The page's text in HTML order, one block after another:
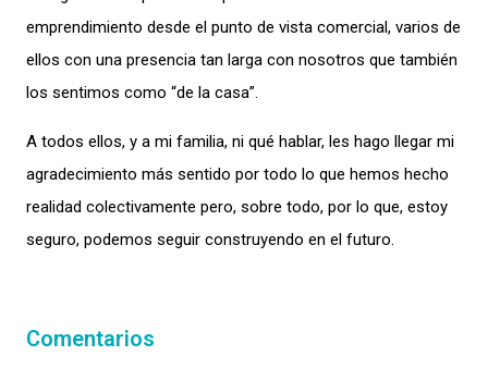
emprendimiento desde el punto de vista comercial, varios de
ellos con una presencia tan larga con nosotros que también
los sentimos como “de la casa”.
A todos ellos, y a mi familia, ni qué hablar, les hago llegar mi
agradecimiento más sentido por todo lo que hemos hecho
realidad colectivamente pero, sobre todo, por lo que, estoy
seguro, podemos seguir construyendo en el futuro.
Comentarios